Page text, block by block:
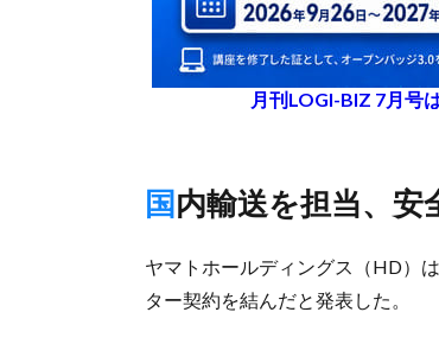
月刊LOGI-BIZ 7月号
国内輸送を担当、
ヤマトホールディングス（HD）
ター契約を結んだと発表した。